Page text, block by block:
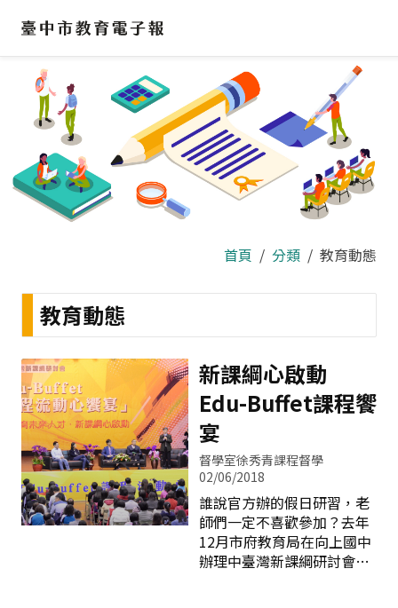
區
首頁 分類 教育動態
教育動態
新課綱心啟動
Edu-Buffet課程饗
宴
督學室徐秀青課程督學
02/06/2018
誰說官方辦的假日研習，老
師們一定不喜歡參加？去年
12月市府教育局在向上國中
辦理中臺灣新課綱研討會，